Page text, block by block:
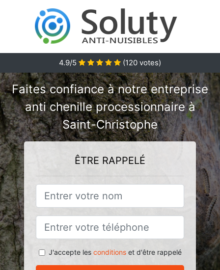
4.9/5 (120 votes)
Faites confiance à notre entreprise
anti chenille processionnaire à
Saint-Christophe
ÊTRE RAPPELÉ
J'accepte les conditionset d'être rappelé